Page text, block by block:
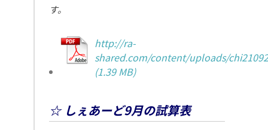
す。
http://ra-
shared.com/content/uploads/
☆ しぇあーど9月の試算表